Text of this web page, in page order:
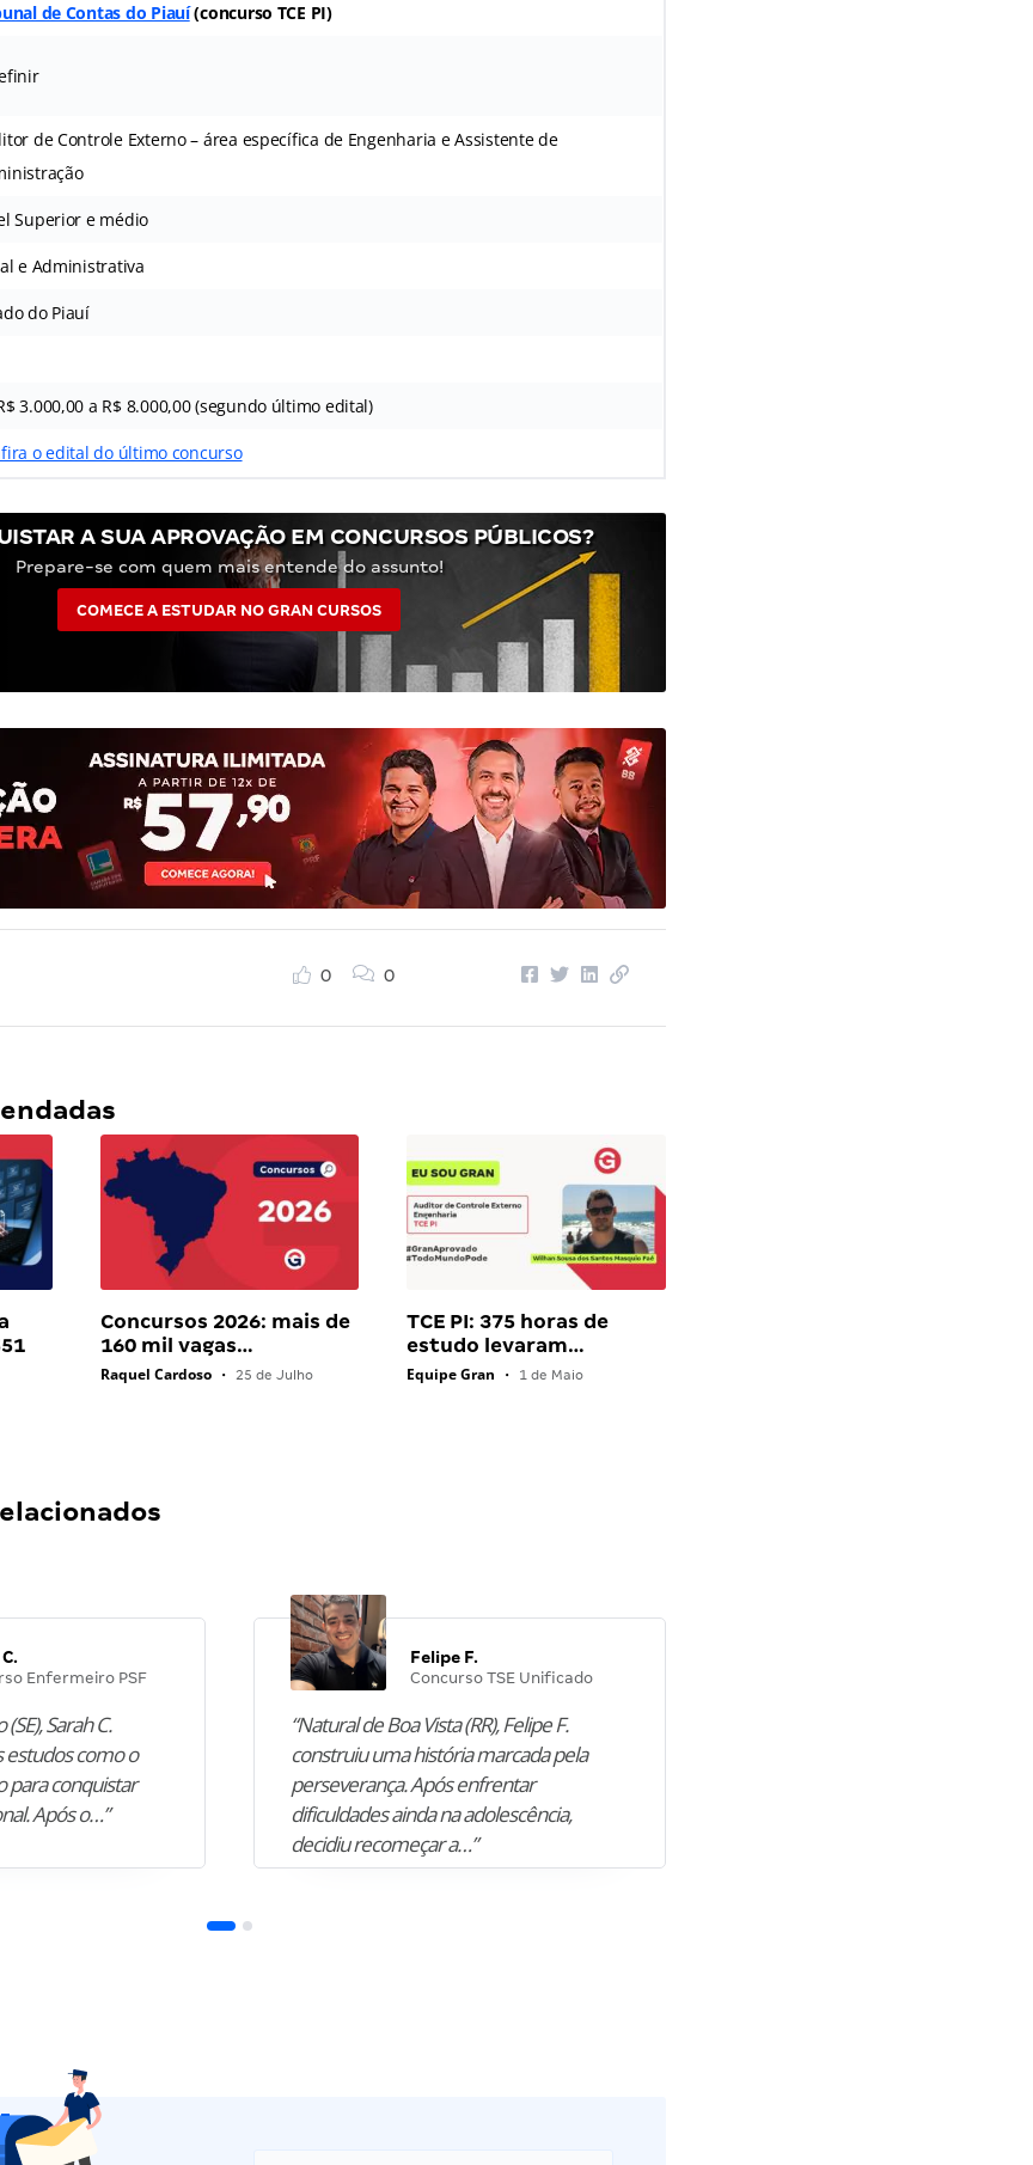
de Contas do Piauí(concurso TCE PI)
de Controle Externo – área específica de Engenharia e Assistente de
Superior e médio
e Administrativa
do Piauí
3.000,00 a R$ 8.000,00 (segundo último edital)
o edital do último concurso
A SUA APROVAÇÃO EM CONCURSOS PÚBLICOS?
Prepare-se com quem mais entende do assunto!
COMECE A ESTUDAR NO GRAN CURSOS
0 0
Concursos 2026: mais de
160 mil vagas…
Raquel Cardoso • 25 de Julho
TCE PI: 375 horas de
estudo levaram…
Equipe Gran • 1 de Maio
Enfermeiro PSF
Sarah C.
como o
para conquistar
Após o…”
Felipe F.
Concurso TSE Unificado
“Natural de Boa Vista (RR), Felipe F.
construiu uma história marcada pela
perseverança. Após enfrentar
dificuldades ainda na adolescência,
decidiu recomeçar a…”